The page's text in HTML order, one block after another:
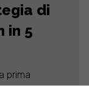
di
in 5
prima